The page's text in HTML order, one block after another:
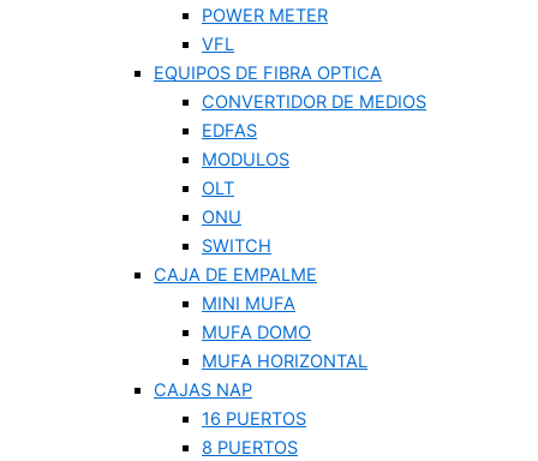
POWER METER
VFL
EQUIPOS DE FIBRA OPTICA
CONVERTIDOR DE MEDIOS
EDFAS
MODULOS
OLT
ONU
SWITCH
CAJA DE EMPALME
MINI MUFA
MUFA DOMO
MUFA HORIZONTAL
CAJAS NAP
16 PUERTOS
8 PUERTOS